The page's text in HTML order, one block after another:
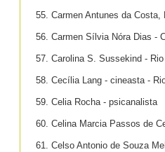
55. Carmen Antunes da Costa,
56. Carmen Sílvia Nóra Dias -
57. Carolina S. Sussekind -
58. Cecília Lang - cineasta -
59. Celia Rocha - psicanalista
60. Celina Marcia Passos de
61. Celso Antonio de Souza